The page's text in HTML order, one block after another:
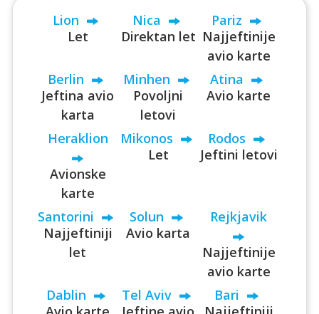
Lion
Let
Nica
Direktan let
Pariz
Najjeftinije
avio karte
Berlin
Jeftina avio
karta
Minhen
Povoljni
letovi
Atina
Avio karte
Heraklion
Avionske
karte
Mikonos
Let
Rodos
Jeftini letovi
Santorini
Najjeftiniji
let
Solun
Avio karta
Rejkjavik
Najjeftinije
avio karte
Dablin
Tel Aviv
Bari